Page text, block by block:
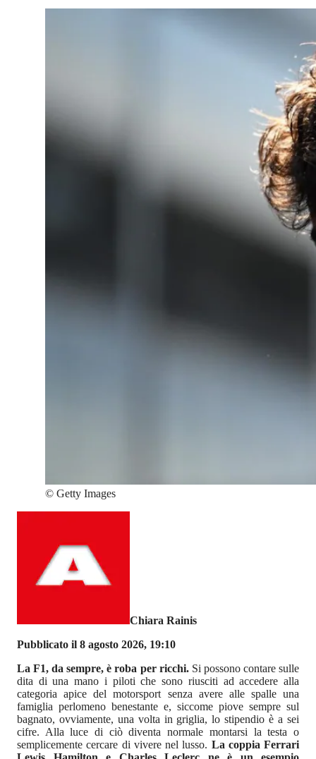
© Getty Images
Chiara Rainis
Pubblicato il 8 agosto 2026, 19:10
La F1, da sempre, è roba per ricchi. Si possono contare sulle
dita di una mano i piloti che sono riusciti ad accedere alla
categoria apice del motorsport senza avere alle spalle una
famiglia perlomeno benestante e, siccome piove sempre sul
bagnato, ovviamente, una volta in griglia, lo stipendio è a sei
cifre. Alla luce di ciò diventa normale montarsi la testa o
semplicemente cercare di vivere nel lusso. La coppia Ferrari